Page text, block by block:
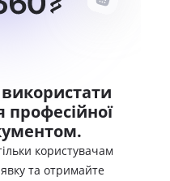
професійної
користувачам
та отримайте